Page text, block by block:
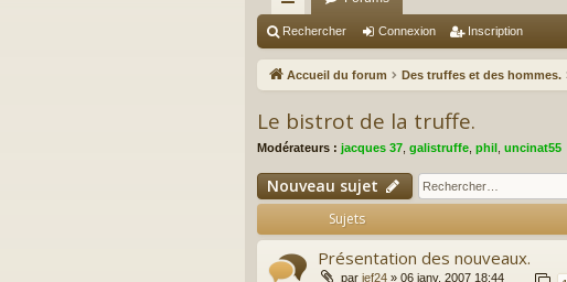
ac
co
ci
Rechercher Connexion Inscription
Accueil du forum Des truffes et des hommes.
Le bistrot de la truffe.
Modérateurs : jacques 37 galistruffe phil uncinat55
Nouveau sujet
Sujets
Présentation des nouveaux.
par jef24 » 06 janv. 2007 18:44